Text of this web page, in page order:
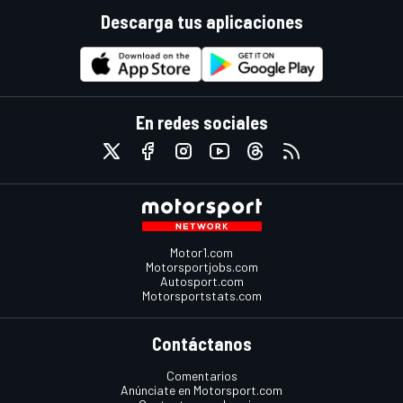
Descarga tus aplicaciones
En redes sociales
Motor1.com
Motorsportjobs.com
Autosport.com
Motorsportstats.com
Contáctanos
Comentarios
Anúnciate en Motorsport.com